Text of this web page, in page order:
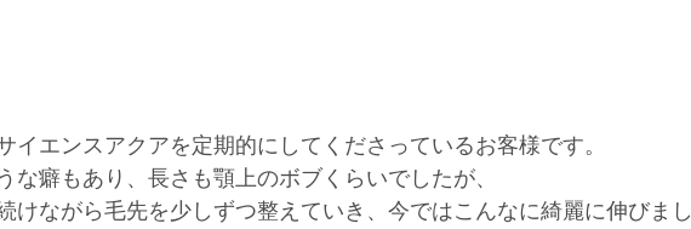
イエンスアクアを定期的にしてくださっているお客様です。
な癖もあり、長さも顎上のボブくらいでしたが、
けながら毛先を少しずつ整えていき、今ではこんなに綺麗に伸びまし